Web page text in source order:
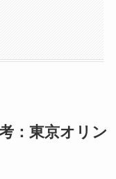
：東京オリン